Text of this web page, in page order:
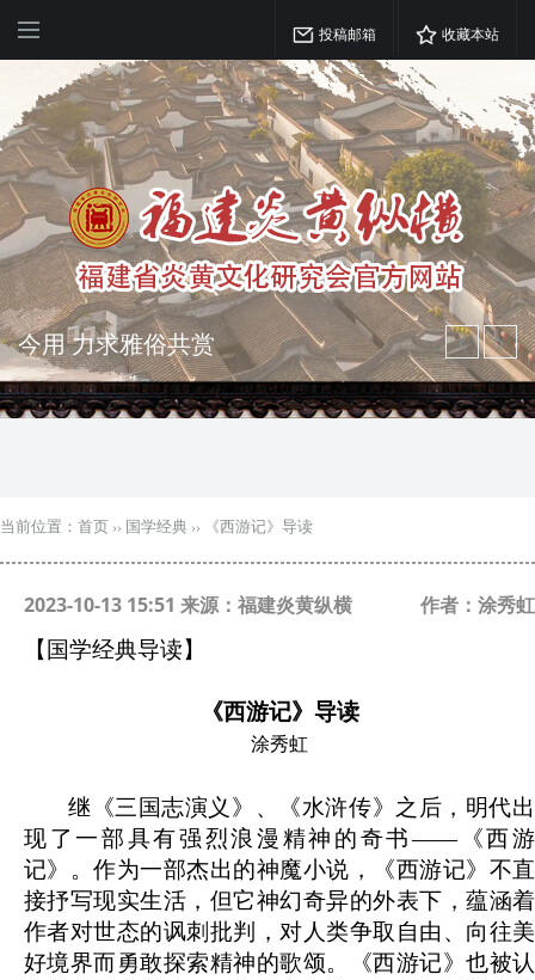
投稿邮箱 收藏本站
弘扬优秀文化 振奋民族精神 介绍民族
瑰宝 宣传中华精英
突出海西特色 报道台港澳侨 坚持古为
当前位置： 首页 ›› 国学经典 ›› 《西游记》导读
2023-10-13 15:51 来源：福建炎黄纵横 作者：涂秀虹
【国学经典导读】
《西游记》导读
涂秀虹
继《三国志演义》、《水浒传》之后，明代出
现了一部具有强烈浪漫精神的奇书——《西游
记》。作为一部杰出的神魔小说，《西游记》不直
接抒写现实生活，但它神幻奇异的外表下，蕴涵着
作者对世态的讽刺批判，对人类争取自由、向往美
好境界而勇敢探索精神的歌颂。《西游记》也被认